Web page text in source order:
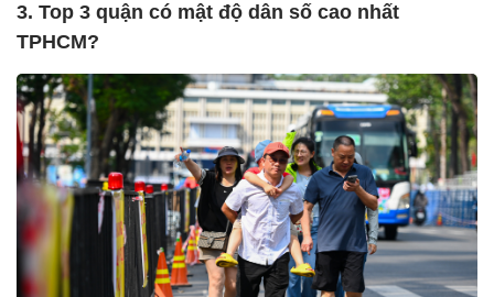
3. Top 3 quận có mật độ dân số cao nhất
TPHCM?